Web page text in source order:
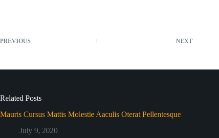
PREVIOUS NEXT
Related Posts
Mauris Cursus Mattis Molestie Aaculis Oterat Pellentesque
July 9, 2020